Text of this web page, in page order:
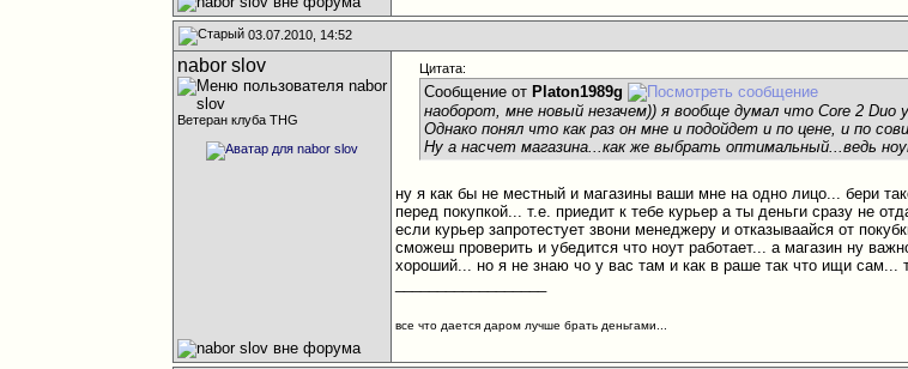
03.07.2010, 14:52
nabor slov
Ветеран клуба THG
Цитата:
Сообщение от Platon1989g
наоборот, мне новый незачем)) я вообще думал что Core 2
Однако понял что как раз он мне и подойдет и по цене, и по
Ну а насчет магазина...как же выбрать оптимальный...ведь
ну я как бы не местный и магазины ваши мне на одно лицо... бери
перед покупкой... т.е. приедит к тебе курьер а ты деньги сразу не
если курьер запротестует звони менеджеру и отказываайся от
сможеш проверить и убедится что ноут работает... а магазин ну
хороший... но я не знаю чо у вас там и как в раше так что ищи сам...
все что дается даром лучше брать деньгами...